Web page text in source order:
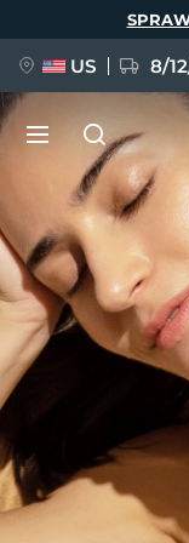
US 8/
NOWOŚĆ
FAQ™ Pure
BREAKING
issa™ Teeth
Język
English
Français
Türkçe